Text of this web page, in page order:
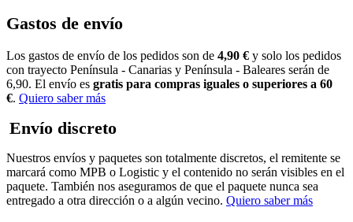
Gastos de envío
Los gastos de envío de los pedidos son de 4,90 € y solo los pedidos
con trayecto Península - Canarias y Península - Baleares serán de
6,90. El envío es gratis para compras iguales o superiores a 60
€. Quiero saber más
Envío discreto
Nuestros envíos y paquetes son totalmente discretos, el remitente se
marcará como MPB o Logistic y el contenido no serán visibles en el
paquete. También nos aseguramos de que el paquete nunca sea
entregado a otra dirección o a algún vecino. Quiero saber más